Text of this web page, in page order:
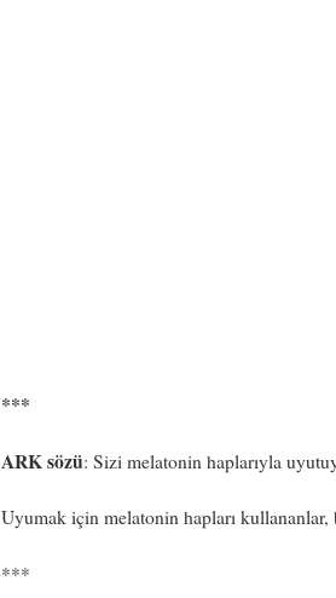
***
ARK sözü: Sizi melatonin haplarıyla
Uyumak için melatonin hapları
***